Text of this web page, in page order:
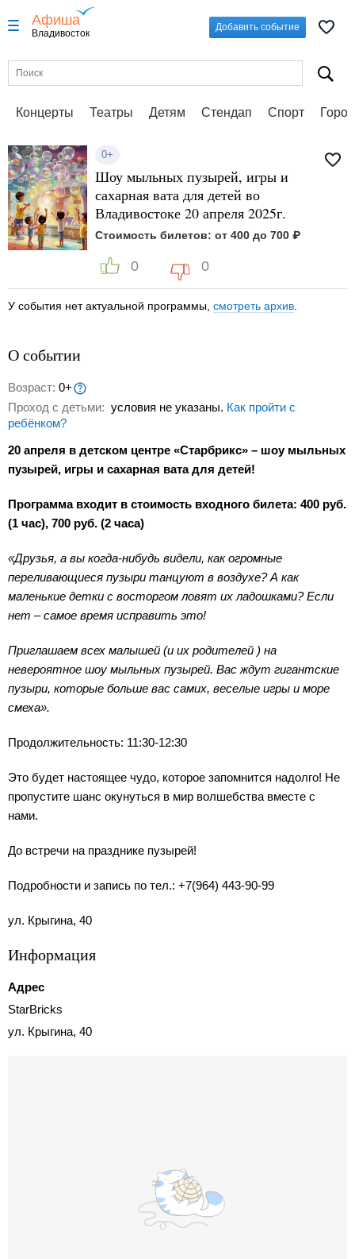
Афиша
Владивосток
Добавить событие
Концерты Театры Детям Стендап Спорт
0+
Шоу мыльных пузырей, игры и
сахарная вата для детей во
Владивостоке 20 апреля 2025г.
Стоимость билетов: от 400 до 700 ₽
0 0
У события нет актуальной программы, смотреть архив
О событии
Возраст: 0+
Проход с детьми: условия не указаны. Как пройти с
ребёнком?
20 апреля в детском центре «Старбрикс» – шоу мыльных
пузырей, игры и сахарная вата для детей!
Программа входит в стоимость входного билета: 400 руб.
(1 час), 700 руб. (2 часа)
«Друзья, а вы когда-нибудь видели, как огромные
переливающиеся пузыри танцуют в воздухе? А как
маленькие детки с восторгом ловят их ладошками? Если
нет – самое время исправить это!
Приглашаем всех малышей (и их родителей ) на
невероятное шоу мыльных пузырей. Вас ждут гигантские
пузыри, которые больше вас самих, веселые игры и море
смеха».
Продолжительность: 11:30-12:30
Это будет настоящее чудо, которое запомнится надолго! Не
пропустите шанс окунуться в мир волшебства вместе с
нами.
До встречи на празднике пузырей!
Подробности и запись по тел.: +7(964) 443-90-99
ул. Крыгина, 40
Информация
Адрес
StarBricks
ул. Крыгина, 40